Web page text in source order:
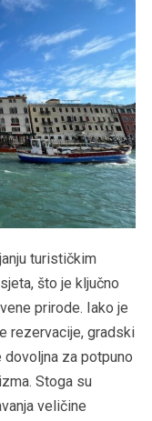
turističkim
što je ključno
prirode. Iako je
rezervacije, gradski
za potpuno
Stoga su
veličine